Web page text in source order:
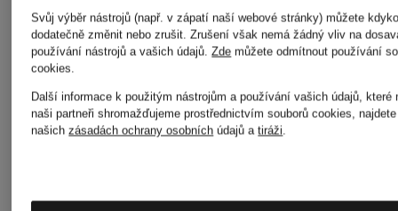
BEAUMONT
Betty
MARC
CAIN
Svůj výběr nástrojů (např. v zápatí naší webové stránky) můžete
dodatečně změnit nebo zrušit. Zrušení však nemá žádný vliv na
používání nástrojů a vašich údajů.Zde můžete odmítnout používání
cookies.
Další informace k použitým nástrojům a používání vašich údajů, které
naši partneři shromažďujeme prostřednictvím souborů cookies,
našichzásadách ochrany osobních údajů atiráži.